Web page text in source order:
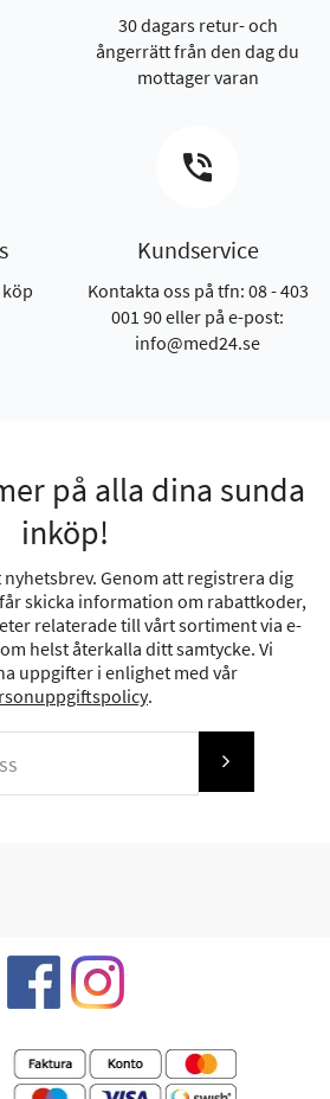
30 dagars retur- och
ångerrätt från den dag du
mottager varan
Kundservice
Kontakta oss på tfn: 08 - 403
001 90 eller på e-post:
info@med24.se
på alla dina sunda
inköp!
Genom att registrera dig
skicka information om rabattkoder,
relaterade till vårt sortiment via e-
helst återkalla ditt samtycke. Vi
uppgifter i enlighet med vår
.